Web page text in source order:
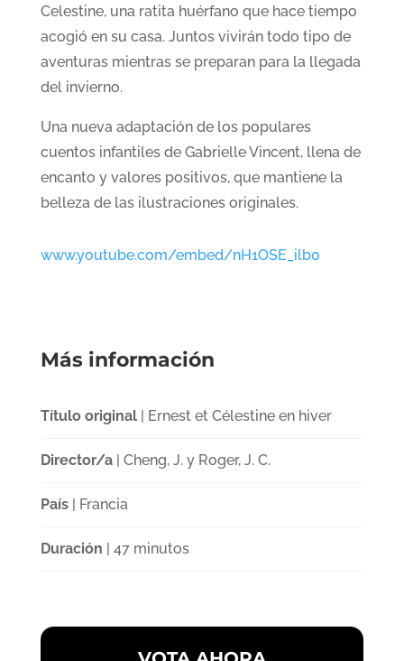
Celestine, una ratita huérfano que hace tiempo
acogió en su casa. Juntos vivirán todo tipo de
aventuras mientras se preparan para la llegada
del invierno.
Una nueva adaptación de los populares
cuentos infantiles de Gabrielle Vincent, llena de
encanto y valores positivos, que mantiene la
belleza de las ilustraciones originales.
www.youtube.com/embed/nH1OSE_ilb0
Más información
Título original| Ernest et Célestine en hiver
Director/a| Cheng, J. y Roger, J. C.
País| Francia
Duración | 47 minutos